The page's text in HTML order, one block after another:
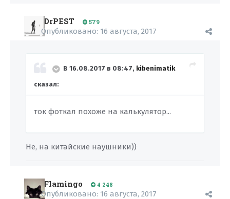
DrPEST 579
Опубликовано: 16 августа, 2017
В 16.08.2017 в 08:47, kibenimatik
сказал:
ток фоткал похоже на калькулятор...
Не, на китайские наушники))
Flamingo 4 248
Опубликовано: 16 августа, 2017